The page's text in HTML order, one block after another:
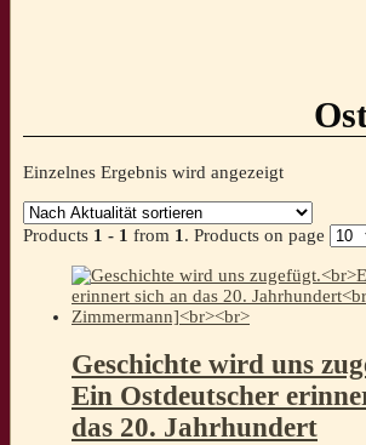
Einzelnes Ergebnis wird angezeigt
Products 1 - 1 from 1 . Products on page
Geschichte wird uns
Ein Ostdeutscher
das 20. Jahrhundert